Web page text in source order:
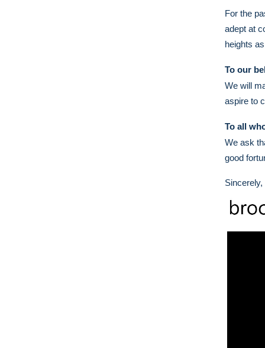
For the
adept at
heights
To our
We will
aspire to
To all
We ask
good
Sincerely,